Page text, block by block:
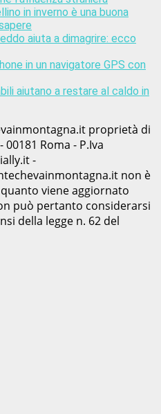
in inverno è una buona
aiuta a dimagrire: ecco
in un navigatore GPS con
aiutano a restare al caldo in
proprietà di
00181 Roma - P.Iva
-
non è
viene aggiornato
può pertanto considerarsi
della legge n. 62 del